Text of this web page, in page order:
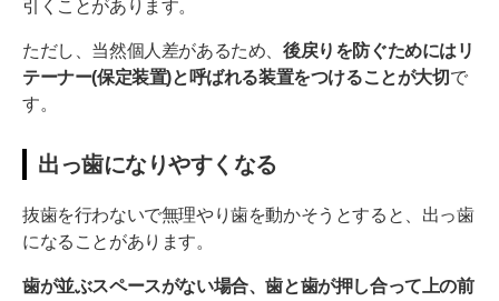
引くことがあります。
ただし、当然個人差があるため、 後戻りを防ぐためにはリ
テーナー(保定装置)と呼ばれる装置をつけることが大切 で
す。
出っ歯になりやすくなる
抜歯を行わないで無理やり歯を動かそうとすると、出っ歯
になることがあります。
歯が並ぶスペースがない場合、歯と歯が押し合って上の前